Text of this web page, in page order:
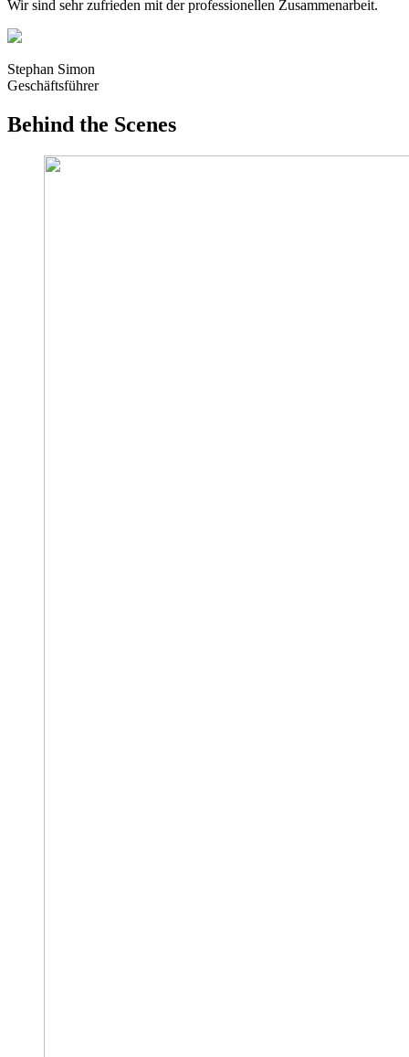
Wir sind sehr zufrieden mit der professionellen Zusammenarbeit.
Stephan Simon
Geschäftsführer
Behind the Scenes